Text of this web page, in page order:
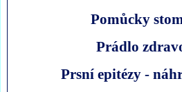
Pomůcky
Prádlo
Prsní epitézy -